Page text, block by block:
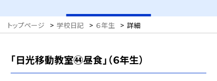
トップページ > 学校日記 > ６年生 > 詳細
「日光移動教室㊹昼食」（６年生）